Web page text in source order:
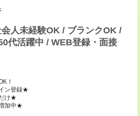
人未経験OK / ブランクOK /
代活躍中 / WEB登録・面接
！
ン登録★
け★
加中★